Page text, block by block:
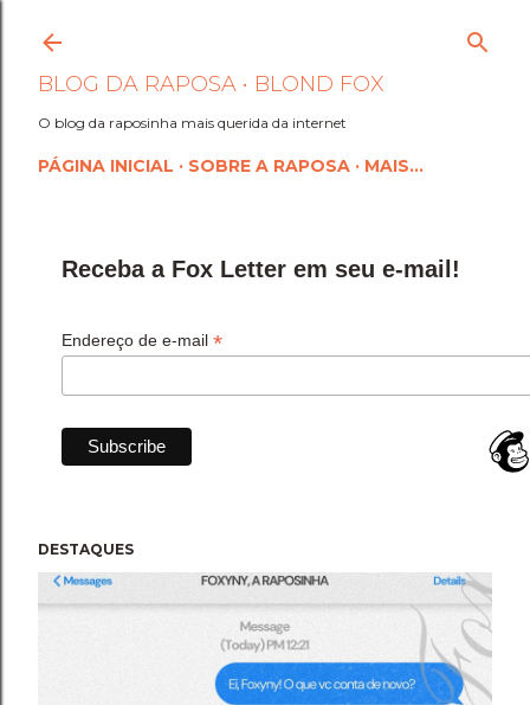
Pular para o conteúdo
BLOG DA RAPOSA • BLOND FOX
O blog da raposinha mais querida da internet
PÁGINA INICIAL SOBRE A RAPOSA MAIS…
Receba a Fox Letter em seu e-mail!
Endereço de e-mail *
DESTAQUES